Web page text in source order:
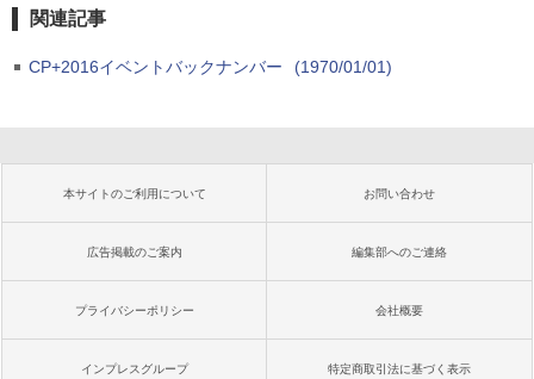
関連記事
CP+2016イベントバックナンバー (1970/01/01)
本サイトのご利用について お問い合わせ
広告掲載のご案内 編集部へのご連絡
プライバシーポリシー 会社概要
インプレスグループ 特定商取引法に基づく表示